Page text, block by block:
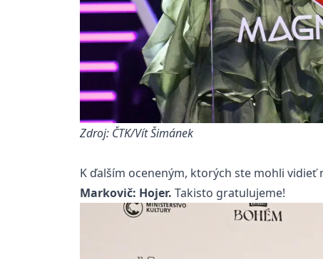
Zdroj: ČTK/Vít Šimánek
K ďalším oceneným, ktorých ste mohli vidieť
Markovič: Hojer. Takisto gratulujeme!